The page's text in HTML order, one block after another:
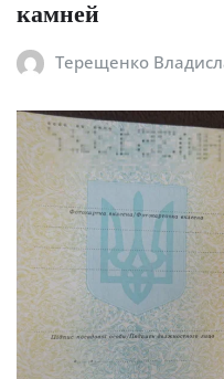
камней
Терещенко